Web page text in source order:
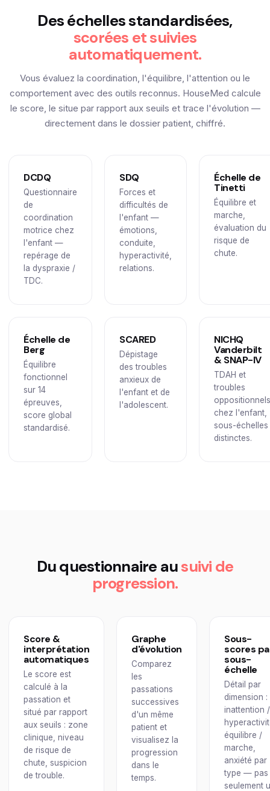
Des échelles standardisées,
scorées et suivies
automatiquement.
Vous évaluez la coordination, l'équilibre, l'attention ou le
comportement avec des outils reconnus. HouseMed calcule
le score, le situe par rapport aux seuils et trace l'évolution —
directement dans le dossier patient, chiffré.
DCDQ
Questionnaire
de
coordination
motrice chez
l'enfant —
repérage de
la dyspraxie /
TDC.
SDQ
Forces et
difficultés de
l'enfant —
émotions,
conduite,
hyperactivité,
relations.
Échelle de
Tinetti
Équilibre et
marche,
évaluation du
risque de
chute.
Échelle de
Berg
Équilibre
fonctionnel
sur 14
épreuves,
score global
standardisé.
SCARED
Dépistage
des troubles
anxieux de
l'enfant et de
l'adolescent.
NICHQ
Vanderbilt
& SNAP-IV
TDAH et
troubles
oppositionnels
chez l'enfant,
sous-échelles
distinctes.
Du questionnaire ausuivi de
progression.
Score &
interprétation
automatiques
Le score est
calculé à la
passation et
situé par rapport
aux seuils : zone
clinique, niveau
de risque de
chute, suspicion
de trouble.
Graphe
d'évolution
Comparez
les
passations
successives
d'un même
patient et
visualisez la
progression
dans le
temps.
Sous-
scores
sous-
échelle
Détail par
dimension :
inattention /
équilibre /
marche,
anxiété par
type — pas
seulement